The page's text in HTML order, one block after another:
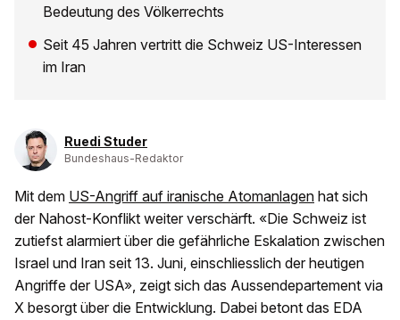
Bedeutung des Völkerrechts
Seit 45 Jahren vertritt die Schweiz US-Interessen
im Iran
Ruedi Studer
Bundeshaus-Redaktor
Mit dem US-Angriff auf iranische Atomanlagen hat sich
der Nahost-Konflikt weiter verschärft. «Die Schweiz ist
zutiefst alarmiert über die gefährliche Eskalation zwischen
Israel und Iran seit 13. Juni, einschliesslich der heutigen
Angriffe der USA», zeigt sich das Aussendepartement via
X besorgt über die Entwicklung. Dabei betont das EDA